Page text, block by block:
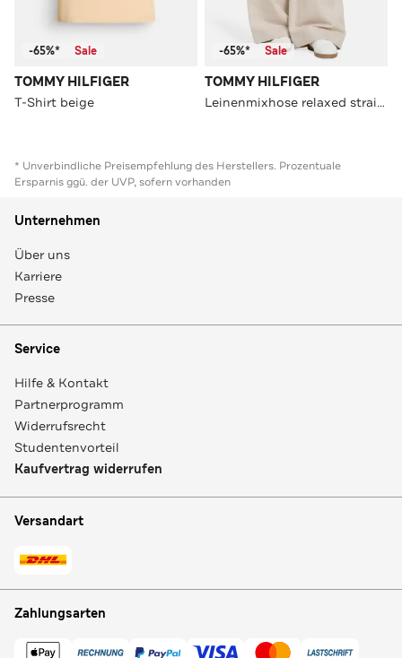
-65%* Sale
TOMMY HILFIGER
T-Shirt beige
-65%* Sale
TOMMY HILFIGER
Leinenmixhose relaxed straight
* Unverbindliche Preisempfehlung des Herstellers. Prozentuale
Ersparnis ggü. der UVP, sofern vorhanden
Unternehmen
Über uns
Karriere
Presse
Service
Hilfe & Kontakt
Partnerprogramm
Widerrufsrecht
Studentenvorteil
Kaufvertrag widerrufen
Versandart
Zahlungsarten